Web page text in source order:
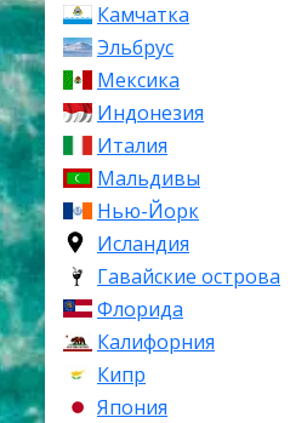
Камчатка
Эльбрус
Мексика
Индонезия
Италия
Мальдивы
Нью-Йорк
Исландия
Гавайские острова
Флорида
Калифорния
Кипр
Япония